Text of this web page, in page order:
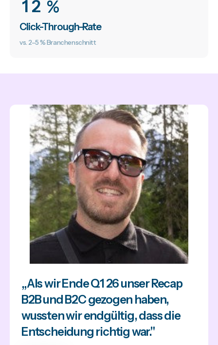
1 2 %
Click-Through-Rate
vs. 2–5 % Branchenschnitt
„Als wir Ende Q1 26 unser Recap
B2B und B2C gezogen haben,
wussten wir endgültig, dass die
Entscheidung richtig war."